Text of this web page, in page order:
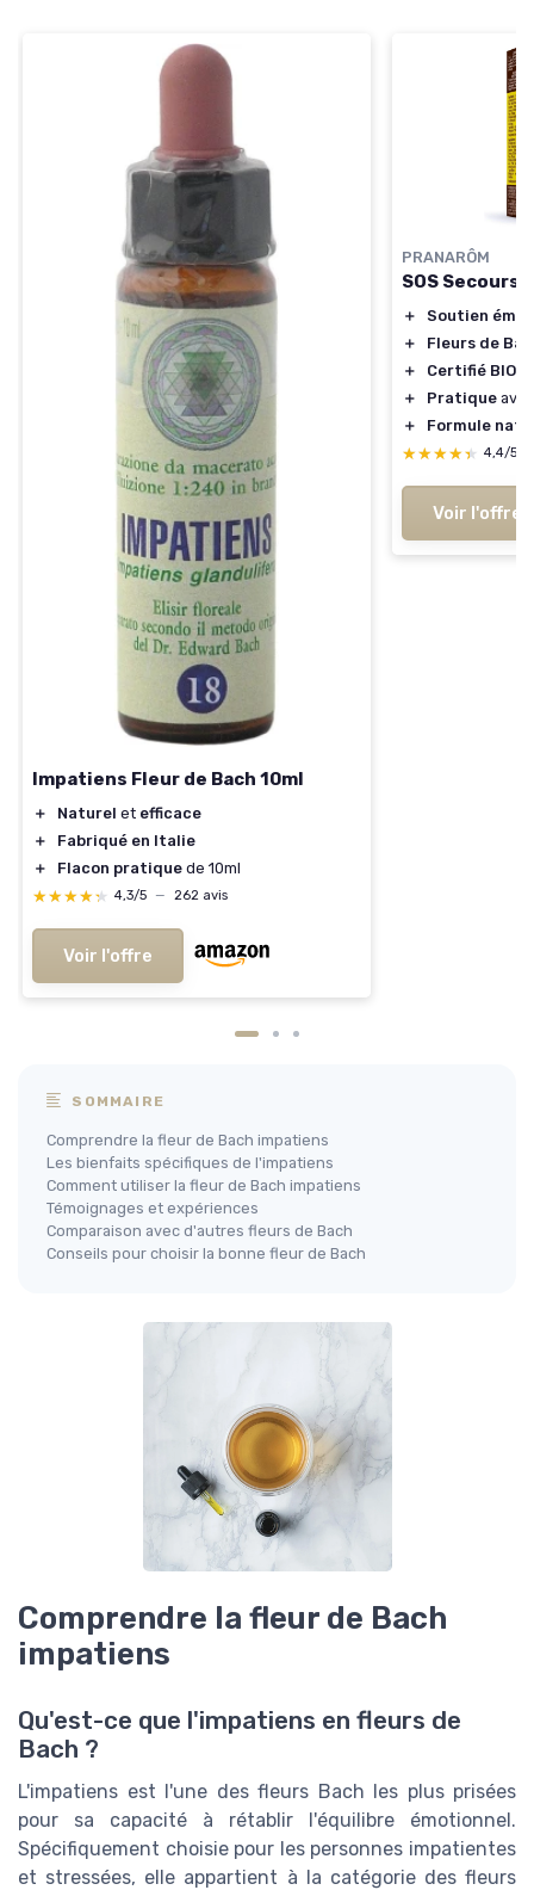
Impatiens Fleur de Bach 10ml
＋ Naturel et efficace
＋
Fabriqué en Italie
＋
Flacon pratique de 10ml
★★★★★
★★★★★ 4,3/5 — 262 avis
Voir l'offre
PRANARÔM
SOS Secours
＋
Soutien
＋
Fleurs de
＋
Certifié BIO
＋
Pratique
＋
Formule
★★★★★
★★★★★ 4,4/5
Voir l'offre
SOMMAIRE
Comprendre la fleur de Bach impatiens
Les bienfaits spécifiques de l'impatiens
Comment utiliser la fleur de Bach impatiens
Témoignages et expériences
Comparaison avec d'autres fleurs de Bach
Conseils pour choisir la bonne fleur de Bach
Comprendre la fleur de Bach
impatiens
Qu'est-ce que l'impatiens en fleurs de
Bach ?
L'impatiens est l'une des fleurs Bach les plus prisées
pour sa capacité à rétablir l'équilibre émotionnel.
Spécifiquement choisie pour les personnes impatientes
et stressées, elle appartient à la catégorie des fleurs